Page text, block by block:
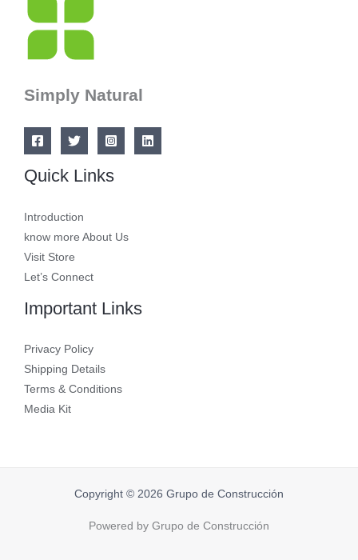
Simply Natural
Quick Links
Introduction
know more About Us
Visit Store
Let’s Connect
Important Links
Privacy Policy
Shipping Details
Terms & Conditions
Media Kit
Copyright © 2026 Grupo de Construcción
Powered by Grupo de Construcción